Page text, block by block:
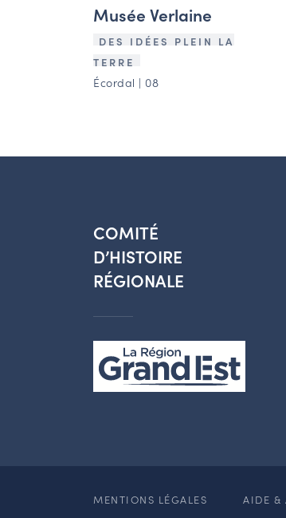
Musée Verlaine
DES IDÉES PLEIN LA
TERRE
Écordal | 08
COMITÉ
D’HISTOIRE
RÉGIONALE
MENTIONS LÉGALES AIDE &